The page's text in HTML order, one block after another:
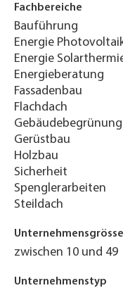
Fachbereiche
Bauführung
Energie
Energie
Energieberatung
Fassadenbau
Flachdach
Gebäudebegrünung
Gerüstbau
Holzbau
Sicherheit
Spenglerarbeiten
Steildach
Unternehmensgrösse
zwischen 10 und 49
Unternehmenstyp